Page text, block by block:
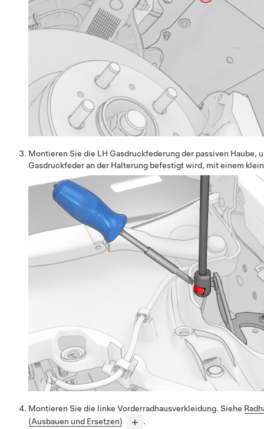
Montieren Sie die LH Gasdruckfederung der passiven Haube,
Gasdruckfeder an der Halterung befestigt wird, mit einem
Montieren Sie die linke Vorderradhausverkleidung. Siehe
(Ausbauen und Ersetzen)
.